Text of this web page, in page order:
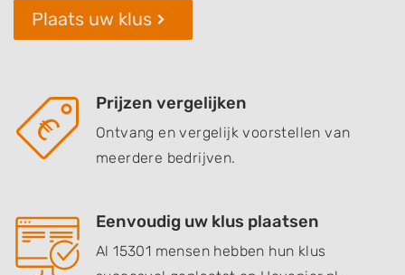
Plaats uw klus
Prijzen vergelijken
Ontvang en vergelijk voorstellen van
meerdere bedrijven.
Eenvoudig uw klus plaatsen
Al 15301 mensen hebben hun klus